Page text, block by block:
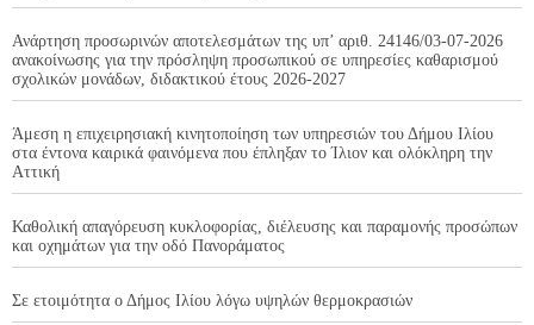
Ανάρτηση προσωρινών αποτελεσμάτων της υπ’ αριθ. 24146/03-07-2026
ανακοίνωσης για την πρόσληψη προσωπικού σε υπηρεσίες καθαρισμού
σχολικών μονάδων, διδακτικού έτους 2026-2027
Άμεση η επιχειρησιακή κινητοποίηση των υπηρεσιών του Δήμου Ιλίου
στα έντονα καιρικά φαινόμενα που έπληξαν το Ίλιον και ολόκληρη την
Αττική
Καθολική απαγόρευση κυκλοφορίας, διέλευσης και παραμονής προσώπων
και οχημάτων για την οδό Πανοράματος
Σε ετοιμότητα ο Δήμος Ιλίου λόγω υψηλών θερμοκρασιών